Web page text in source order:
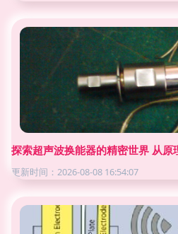
探索超声波换能器的精密世界 从原
更新时间：2026-08-08 16:54:07